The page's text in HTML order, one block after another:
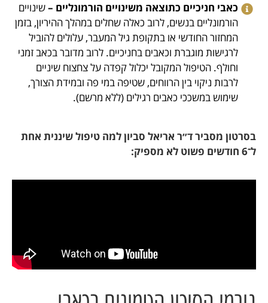
כאבי חניכיים כתוצאה משינויים הורמונליים –שינויים
הורמונליים בנשים, לרוב כאלה שחלים במהלך ההיריון, בזמן
המחזור החודשי או בתקופת גיל המעבר, עלולים להוביל
לרגישות מוגברת וכאבים בחניכיים. לרוב מדובר בכאב זמני
וחולף. הטיפול המקובל יכלול קפדה על צחצוח שיניים
לרבות ניקוי בין הרווחים, שטיפה במי פה ובמידת הצורך,
שימוש במשככי כאבים רגילים (ללא מרשם).
בסרטון מסביר ד״ר אריאל סביון למה טיפול שיננית אחת
ל־6 חודשים פשוט לא מספיק: